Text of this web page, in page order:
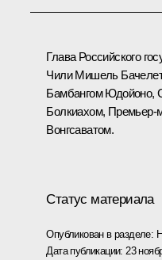
Глава Российского
Чили Мишель
Бамбангом Юдойоно,
Болкиахом, Премьер-
Вонгсаватом.
Статус материала
Опубликован в разделе:
Дата публикации: 23